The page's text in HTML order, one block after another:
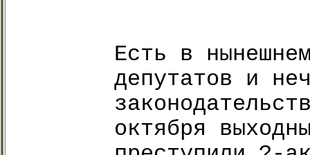
Есть в
депутатов и
октября